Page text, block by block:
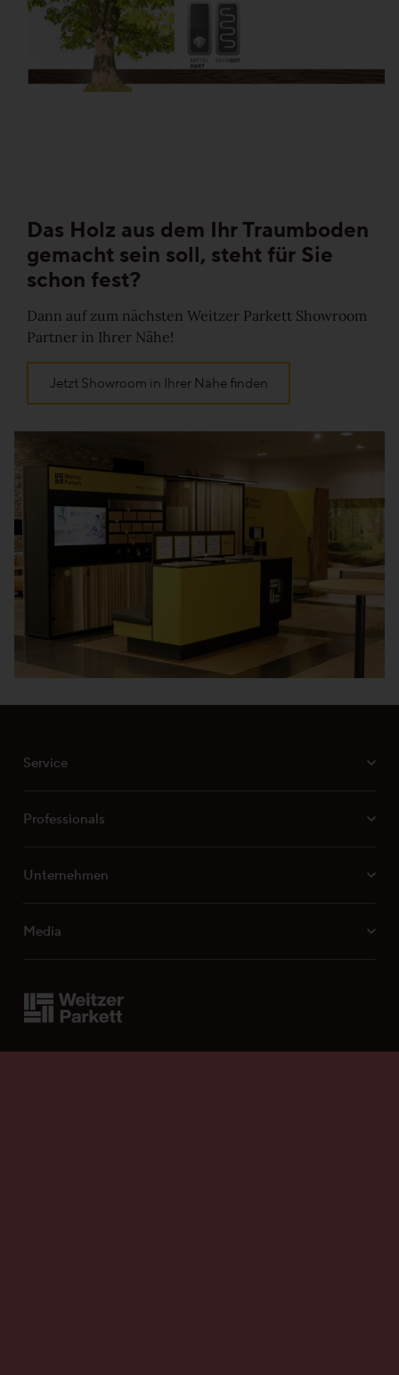
Mein Parkett finden
Das Holz aus dem Ihr Traumboden
gemacht sein soll, steht für Sie
schon fest?
Dann auf zum nächsten Weitzer Parkett Showroom
Partner in Ihrer Nähe!
Jetzt Showroom in Ihrer Nähe finden
Service
Professionals
Unternehmen
Media